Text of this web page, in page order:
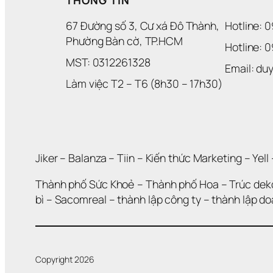
67 Đường số 3, Cư xá Đô Thành,
Phường Bàn cờ, TP.HCM
MST: 0312261328
Làm việc T2 – T6 (8h30 – 17h30)
Hotline:
Hotline:
Email:
Jiker – Balanza – Tiin – Kiến thức Marketing – Yell
Thành phố Sức Khoẻ – Thành phố Hoa – Trúc
bì – Sacomreal – thành lập công ty – thành lập
Copyright 2026